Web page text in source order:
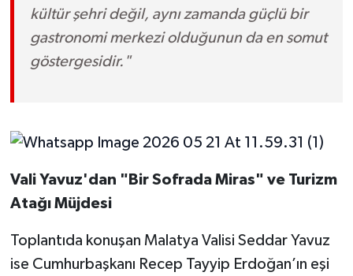
kültür şehri değil, aynı zamanda güçlü bir
gastronomi merkezi olduğunun da en somut
göstergesidir."
Vali Yavuz'dan "Bir Sofrada Miras" ve Turizm
Atağı Müjdesi
Toplantıda konuşan Malatya Valisi Seddar Yavuz
ise Cumhurbaşkanı Recep Tayyip Erdoğan’ın eşi